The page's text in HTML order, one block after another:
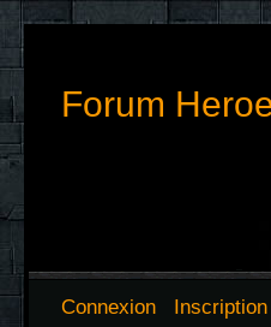
Forum
Connexion Inscription